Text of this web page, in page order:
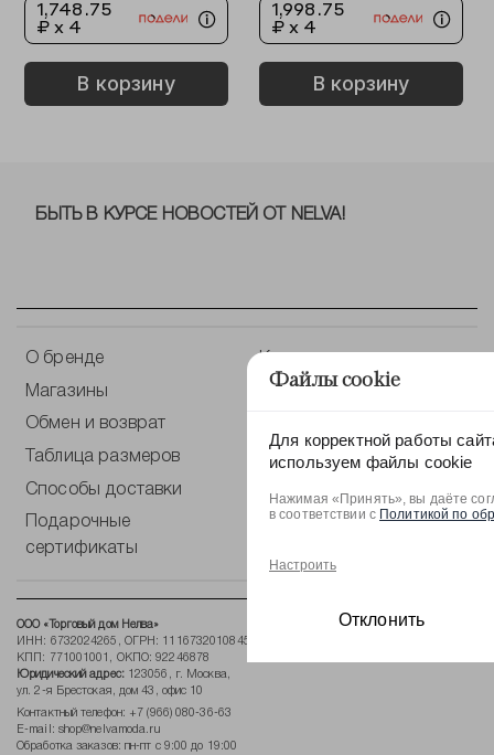
1,748.75
₽ x 4
В корзину
1,998.75
₽ x 4
В корзину
О бренде
Магазины Оплата
Обмен и возврат
Таблица размеров Блог
Способы доставки
Подарочные
сертификаты
Политика по обработке
ООО «Торговый дом Нелва»
ИНН: 6732024265, ОГРН: 1116732010845,
КПП: 771001001, ОКПО: 92246878
Юридический адрес:123056, г. Москва,
ул. 2-я Брестская, дом 43, офис 10
Контактный телефон: +7 (966) 080-36-63
E-mail: shop@nelvamoda.ru
Обработка заказов: пн-пт с 9:00 до 19:00
БЫТЬ В КУРСЕ НОВОСТЕЙ ОТ NELVA!
Файлы cookie
Для корректной работы
используем файлы cookie
Нажимая «Принять», вы даёте
в соответствии с Политикой по
Настроить
Отклонить